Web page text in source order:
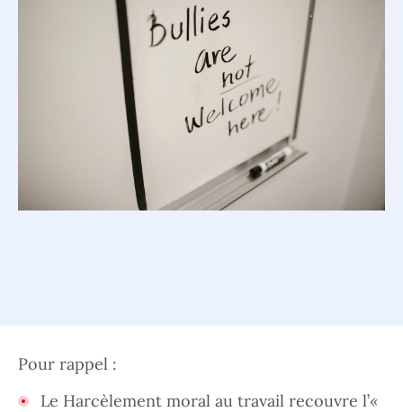
Pour rappel :
Le Harcèlement moral au travail recouvre l’«